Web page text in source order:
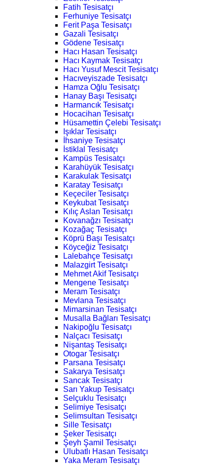
Fatih Tesisatçı
Ferhuniye Tesisatçı
Ferit Paşa Tesisatçı
Gazali Tesisatçı
Gödene Tesisatçı
Hacı Hasan Tesisatçı
Hacı Kaymak Tesisatçı
Hacı Yusuf Mescit Tesisatçı
Hacıveyiszade Tesisatçı
Hamza Oğlu Tesisatçı
Hanay Başı Tesisatçı
Harmancık Tesisatçı
Hocacihan Tesisatçı
Hüsamettin Çelebi Tesisatçı
Işıklar Tesisatçı
İhsaniye Tesisatçı
İstiklal Tesisatçı
Kampüs Tesisatçı
Karahüyük Tesisatçı
Karakulak Tesisatçı
Karatay Tesisatçı
Keçeciler Tesisatçı
Keykubat Tesisatçı
Kılıç Aslan Tesisatçı
Kovanağzı Tesisatçı
Kozağaç Tesisatçı
Köprü Başı Tesisatçı
Köyceğiz Tesisatçı
Lalebahçe Tesisatçı
Malazgirt Tesisatçı
Mehmet Akif Tesisatçı
Mengene Tesisatçı
Meram Tesisatçı
Mevlana Tesisatçı
Mimarsinan Tesisatçı
Musalla Bağları Tesisatçı
Nakipoğlu Tesisatçı
Nalçacı Tesisatçı
Nişantaş Tesisatçı
Otogar Tesisatçı
Parsana Tesisatçı
Sakarya Tesisatçı
Sancak Tesisatçı
Sarı Yakup Tesisatçı
Selçuklu Tesisatçı
Selimiye Tesisatçı
Selimsultan Tesisatçı
Sille Tesisatçı
Şeker Tesisatçı
Şeyh Şamil Tesisatçı
Ulubatlı Hasan Tesisatçı
Yaka Meram Tesisatçı